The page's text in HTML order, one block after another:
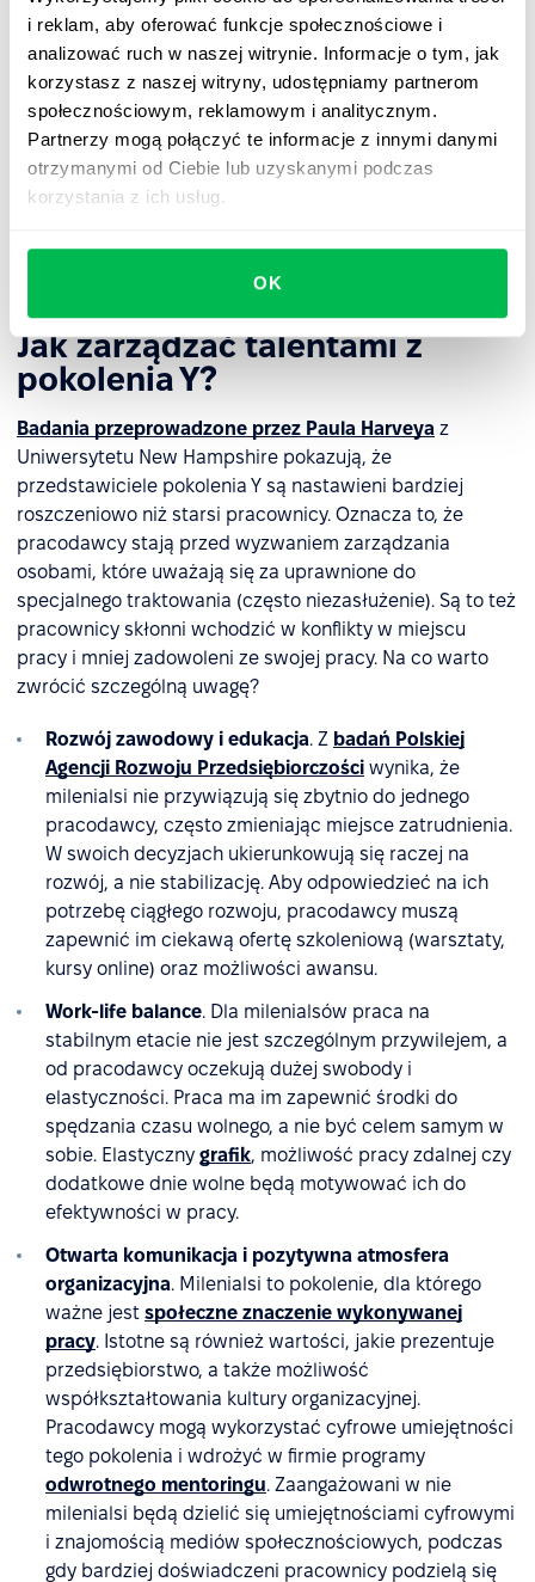
i reklam, aby oferować funkcje społecznościowe i
analizować ruch w naszej witrynie. Informacje o tym, jak
korzystasz z naszej witryny, udostępniamy partnerom
społecznościowym, reklamowym i analitycznym.
Partnerzy mogą połączyć te informacje z innymi danymi
otrzymanymi od Ciebie lub uzyskanymi podczas
korzystania z ich usług.
OK
pokoleń – 21%.
Ponad dziewięciu na dziesięciu milenialsów (93%
osób – stan na 2019 rok) posiada smartfony, a 86%
twierdzi, że korzysta z mediów społecznościowych.
Prawie wszyscy milenialsi twierdzą obecnie, że
korzystają z Internetu, a 19% z nich to użytkownicy
Internetu wyłącznie na smartfonach – to znaczy
szerokopasmowego Internetu.
Jak zarządzać talentami z
pokolenia Y?
Badania przeprowadzone przez Paula Harveya z
Uniwersytetu New Hampshire pokazują, że
przedstawiciele pokolenia Y są nastawieni bardziej
roszczeniowo niż starsi pracownicy. Oznacza to, że
pracodawcy stają przed wyzwaniem zarządzania
osobami, które uważają się za uprawnione do
specjalnego traktowania (często niezasłużenie). Są to też
pracownicy skłonni wchodzić w konflikty w miejscu
pracy i mniej zadowoleni ze swojej pracy. Na co warto
zwrócić szczególną uwagę?
Rozwój zawodowy i edukacja. Z badań Polskiej
Agencji Rozwoju Przedsiębiorczości wynika, że
milenialsi nie przywiązują się zbytnio do jednego
pracodawcy, często zmieniając miejsce zatrudnienia.
W swoich decyzjach ukierunkowują się raczej na
rozwój, a nie stabilizację. Aby odpowiedzieć na ich
potrzebę ciągłego rozwoju, pracodawcy muszą
zapewnić im ciekawą ofertę szkoleniową (warsztaty,
kursy online) oraz możliwości awansu.
Work-life balance. Dla milenialsów praca na
stabilnym etacie nie jest szczególnym przywilejem, a
od pracodawcy oczekują dużej swobody i
elastyczności. Praca ma im zapewnić środki do
spędzania czasu wolnego, a nie być celem samym w
sobie. Elastyczny grafik, możliwość pracy zdalnej czy
dodatkowe dnie wolne będą motywować ich do
efektywności w pracy.
Otwarta komunikacja i pozytywna atmosfera
organizacyjna. Milenialsi to pokolenie, dla którego
ważne jest społeczne znaczenie wykonywanej
pracy. Istotne są również wartości, jakie prezentuje
przedsiębiorstwo, a także możliwość
współkształtowania kultury organizacyjnej.
Pracodawcy mogą wykorzystać cyfrowe umiejętności
tego pokolenia i wdrożyć w firmie programy
odwrotnego mentoringu. Zaangażowani w nie
milenialsi będą dzielić się umiejętnościami cyfrowymi
i znajomością mediów społecznościowych, podczas
gdy bardziej doświadczeni pracownicy podzielą się